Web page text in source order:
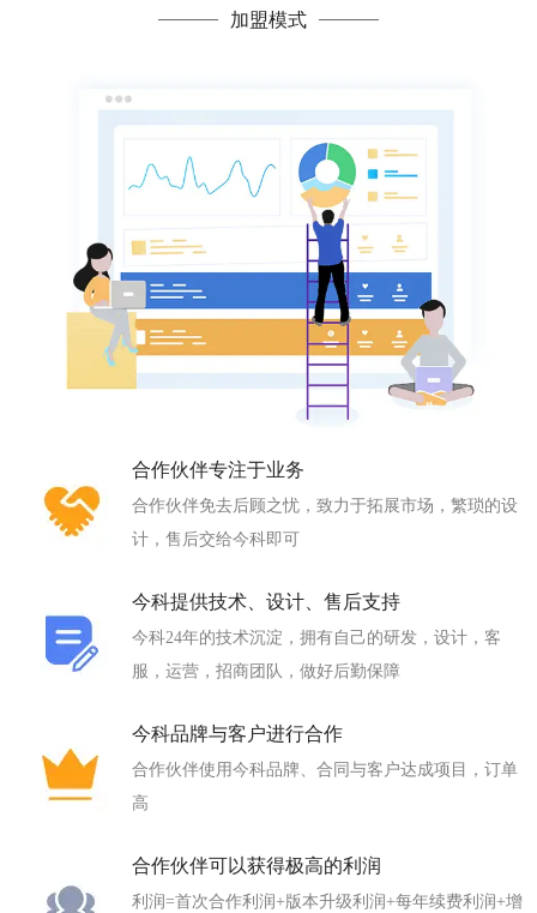
加盟模式
合作伙伴专注于业务
合作伙伴免去后顾之忧，致力于拓展市场，繁琐的设
计，售后交给今科即可
今科提供技术、设计、售后支持
今科24年的技术沉淀，拥有自己的研发，设计，客
服，运营，招商团队，做好后勤保障
今科品牌与客户进行合作
合作伙伴使用今科品牌、合同与客户达成项目，订单
高
合作伙伴可以获得极高的利润
利润=首次合作利润+版本升级利润+每年续费利润+增